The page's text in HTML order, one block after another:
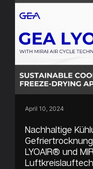
April 10, 2024
Nachhaltige
LYOAIR® und